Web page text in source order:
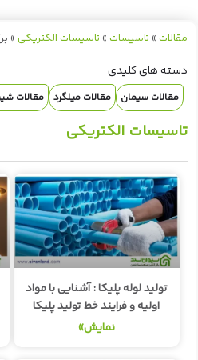
مقالات » تاسیسات » تاسیسات الکتریکی »
دسته های کلیدی
مقالات سیمان مقالات میلگرد مقالات
تاسیسات الکتریکی
تولید لوله پلیکا : آشنایی با مواد
اولیه و فرایند خط تولید پلیکا
نمایش»